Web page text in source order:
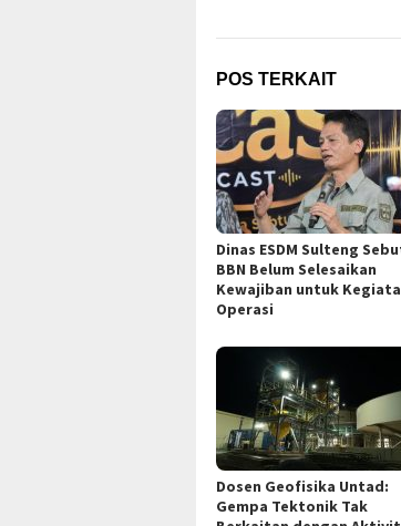
POS TERKAIT
Dinas ESDM Sulteng
BBN Belum Selesaikan
Kewajiban untuk
Operasi
Dosen Geofisika Untad:
Gempa Tektonik Tak